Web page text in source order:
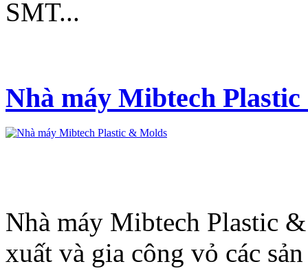
SMT...
Nhà máy Mibtech
Nhà máy Mibtech Plastic
xuất và gia công vỏ các